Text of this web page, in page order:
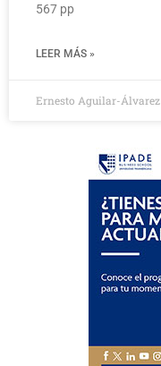
567 pp
LEER MÁS »
Ernesto Aguilar-Álvarez